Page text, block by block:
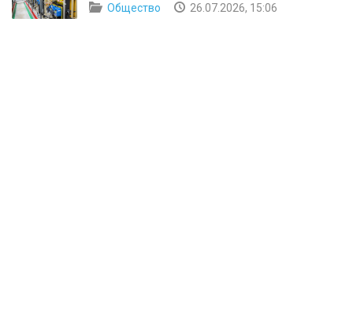
Общество 26.07.2026, 15:06